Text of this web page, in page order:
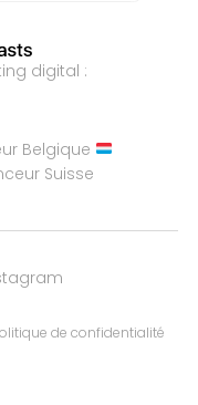
digital :
Belgique
Suisse
de confidentialité